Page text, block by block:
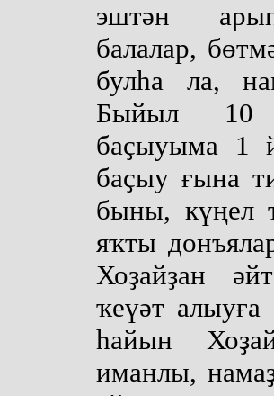
эштән
балалар,
булһа ла,
Быйыл 10
баҫыуыма 1
баҫыу ғына
быны, күңел
яҡты
Хоҙайҙан
ҡеүәт
һайын
иманлы,